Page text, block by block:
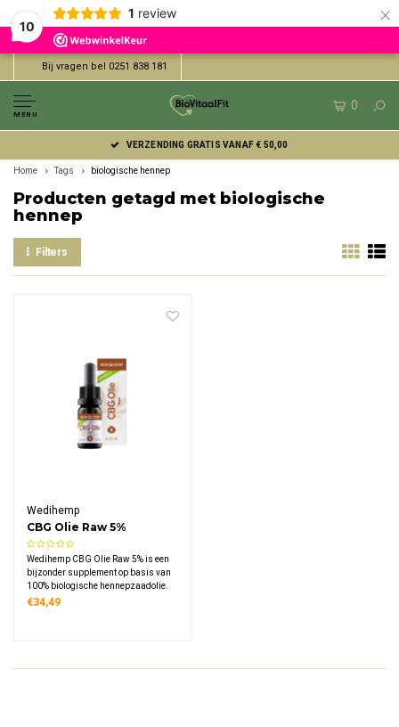
10
1 review ×
Bij vragen bel 0251 838 181
MENU
0
VERZENDING GRATIS VANAF € 50,00
Home Tags biologische hennep
Producten getagd met biologische
hennep
Filters
Wedihemp
CBG Olie Raw 5%
Wedihemp CBG Olie Raw 5% is een
bijzonder supplement op basis van
100% biologische hennepzaadolie.
CBG (cannabigerol) staat bekend
€34,49